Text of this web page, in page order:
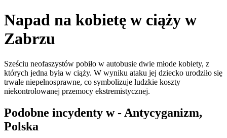
Napad na kobietę w ciąży w
Zabrzu
Sześciu neofaszystów pobiło w autobusie dwie młode kobiety, z
których jedna była w ciąży. W wyniku ataku jej dziecko urodziło się
trwale niepełnosprawne, co symbolizuje ludzkie koszty
niekontrolowanej przemocy ekstremistycznej.
Podobne incydenty w - Antycyganizm,
Polska